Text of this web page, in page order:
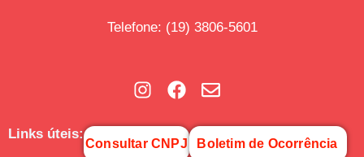
Telefone: (19) 3806-5601
Links úteis:
Consultar CNPJ Boletim de Ocorrência